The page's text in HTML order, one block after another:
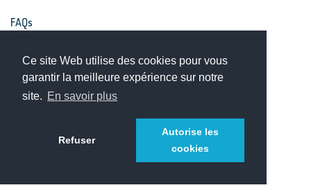
Ce site Web utilise des cookies pour vous
garantir la meilleure expérience sur notre
site. En savoir plus
Refuser
Autorise les
cookies
FAQs
Conditions générales
Avis de confidentialité